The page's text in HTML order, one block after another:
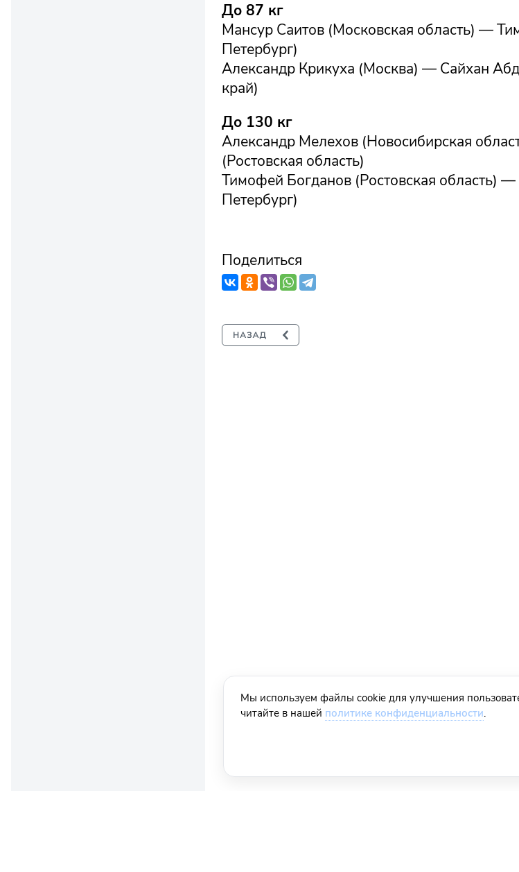
До 87 кг
Мансур Саитов (Московская область) —
Петербург)
Александр Крикуха (Москва) — Сайхан
край)
До 130 кг
Александр Мелехов (Новосибирская
(Ростовская область)
Тимофей Богданов (Ростовская область)
Петербург)
Поделиться
Мы используем файлы cookie для улучшения
читайте в нашей политике конфиденциальности.